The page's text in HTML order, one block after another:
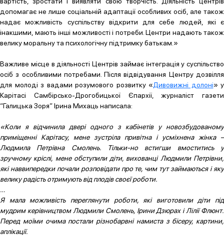
допомагає не лише соціальній адаптації особливих осіб, але також
надає можливість суспільству відкрити для себе людей, які є
інакшими, мають інші можливості і потреби. Центри надають також
велику моральну та психологічну підтримку батькам.»
Важливе місце в діяльності Центрів займає інтеграція у суспільство
осіб з особливими потребами. Після відвідування Центру дозвілля
для молоді з вадами розумового розвитку «Дивовижні долоні» у
Карітасі Самбірсько-Дрогобицької Єпархії, журналіст газети
“Галицька Зоря” Ірина Михаць написала:
«Коли я відчинила двері одного з кабінетів у новозбудованому
приміщенні Карітасу, мене зустріла привітна і усміхнена жінка –
Людмила Петрівна Смолень. Тільки-но встигши вмоститись у
зручному кріслі, мене обступили діти, вихованці Людмили Петрівни,
які наввипередки почали розповідати про те, чим тут займаються і яку
велику радість отримують від плодів своєї роботи.
…
Я мала можливість переглянути роботи, які виготовили діти під
мудрим керівництвом Людмили Смолень, Ірини Дзюрах і Лілії Флюнт.
Перед моїми очима постали різнобарвні намиста з бісеру, картини,
аплікації.